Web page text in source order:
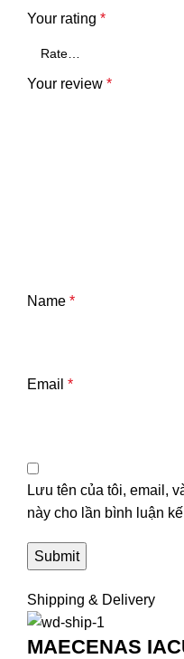
Your rating *
Your review *
Name *
Email *
Lưu tên của tôi, email,
này cho lần bình luận
Shipping & Delivery
MAECENAS